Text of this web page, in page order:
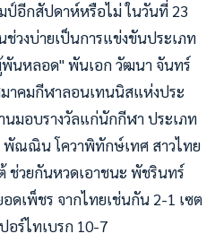
ป์อีกสัปดาห์หรือไม่ ในวันที่ 23
ช่วงบ่ายเป็นการแข่งขันประเภท
นหลอด" พันเอก วัฒนา จันทร์
าคมกีฬาลอนเทนนิสแห่งประ
นมอบรางวัลแก่นักกีฬา ประเภท
ณณิน โควาพิทักษ์เทศ สาวไทย
ช่วยกันหวดเอาชนะ พัชรินทร์
เพ็ชร จากไทยเช่นกัน 2-1 เซต
อร์ไทเบรก 10-7